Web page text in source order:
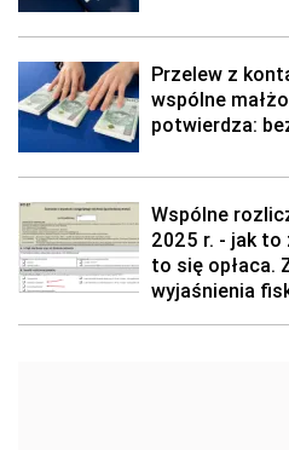
Przelew z
wspólne
potwierdza:
Wspólne
2025 r. - jak to
to się opłaca.
wyjaśnienia